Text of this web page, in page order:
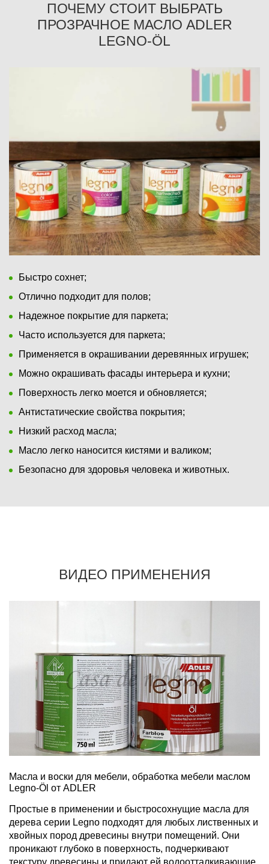
ПОЧЕМУ СТОИТ ВЫБРАТЬ
ПРОЗРАЧНОЕ МАСЛО ADLER
LEGNO-ÖL
Быстро сохнет;
Отлично подходит для полов;
Надежное покрытие для паркета;
Часто используется для паркета;
Применяется в окрашивании деревянных игрушек;
Можно окрашивать фасады интерьера и кухни;
Поверхность легко моется и обновляется;
Антистатические свойства покрытия;
Низкий расход масла;
Масло легко наносится кистями и валиком;
Безопасно для здоровья человека и животных.
ВИДЕО ПРИМЕНЕНИЯ
Масла и воски для мебели, обработка мебели маслом
Legno-Öl от ADLER
Простые в применении и быстросохнущие масла для
дерева серии Legno подходят для любых лиственных и
хвойных пород древесины внутри помещений. Они
проникают глубоко в поверхность, подчеркивают
текстуру древесины и придают ей водоотталкивающие